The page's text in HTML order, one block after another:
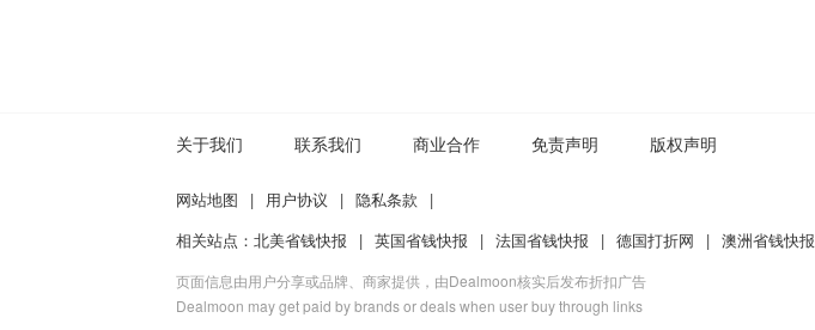
关于我们 联系我们 商业合作 免责声明 版权声明
网站地图 | 用户协议 | 隐私条款
|
相关站点： 北美省钱快报 | 英国省钱快报 | 法国省钱快报 | 德国打折网 | 澳洲省钱快报
页面信息由用户分享或品牌、商家提供，由Dealmoon核实后发布折扣广告
Dealmoon may get paid by brands or deals when user buy through links